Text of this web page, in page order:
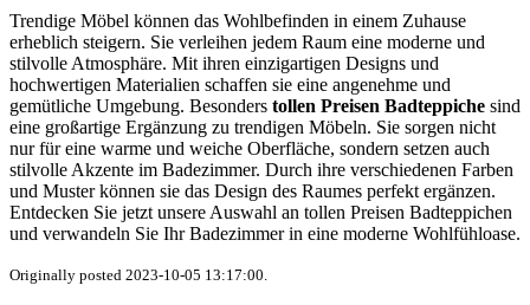
Trendige Möbel können das Wohlbefinden in einem Zuhause
erheblich steigern. Sie verleihen jedem Raum eine moderne und
stilvolle Atmosphäre. Mit ihren einzigartigen Designs und
hochwertigen Materialien schaffen sie eine angenehme und
gemütliche Umgebung. Besonders tollen Preisen Badteppiche sind
eine großartige Ergänzung zu trendigen Möbeln. Sie sorgen nicht
nur für eine warme und weiche Oberfläche, sondern setzen auch
stilvolle Akzente im Badezimmer. Durch ihre verschiedenen Farben
und Muster können sie das Design des Raumes perfekt ergänzen.
Entdecken Sie jetzt unsere Auswahl an tollen Preisen Badteppichen
und verwandeln Sie Ihr Badezimmer in eine moderne Wohlfühloase.
Originally posted 2023-10-05 13:17:00.